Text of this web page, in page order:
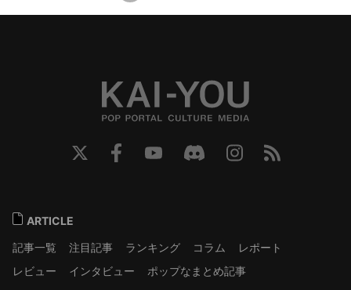
ARTICLE
記事一覧
注目記事 ランキング コラム
レポート
レビュー
インタビュー ポップなまとめ記事